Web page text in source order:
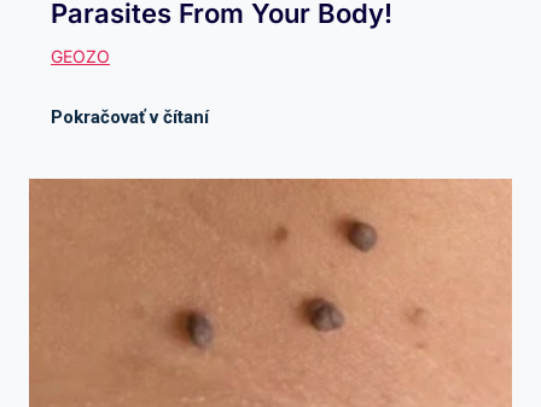
Parasites From Your Body!